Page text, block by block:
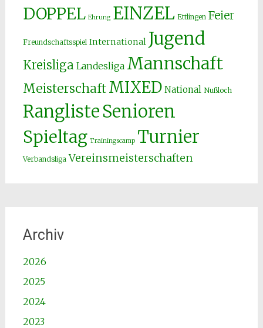
DOPPEL Ehrung EINZEL Ettlingen Feier
Freundschaftsspiel International Jugend
Kreisliga Landesliga Mannschaft
MeisterschaftMIXED National Nußloch
RanglisteSenioren
Spieltag Trainingscamp Turnier
Verbandsliga Vereinsmeisterschaften
Archiv
2026
2025
2024
2023